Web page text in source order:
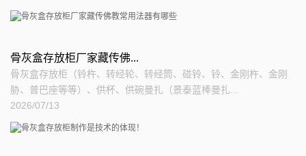
骨灰盒存放柜​厂家藏传佛...
骨灰盒存放柜（铃杵、转经轮、转经筒、碰铃、铃、金刚杵、金刚
胁、普巴座等等）、供杯、供碗曼扎（景泰蓝棒曼扎...
2026/07/13